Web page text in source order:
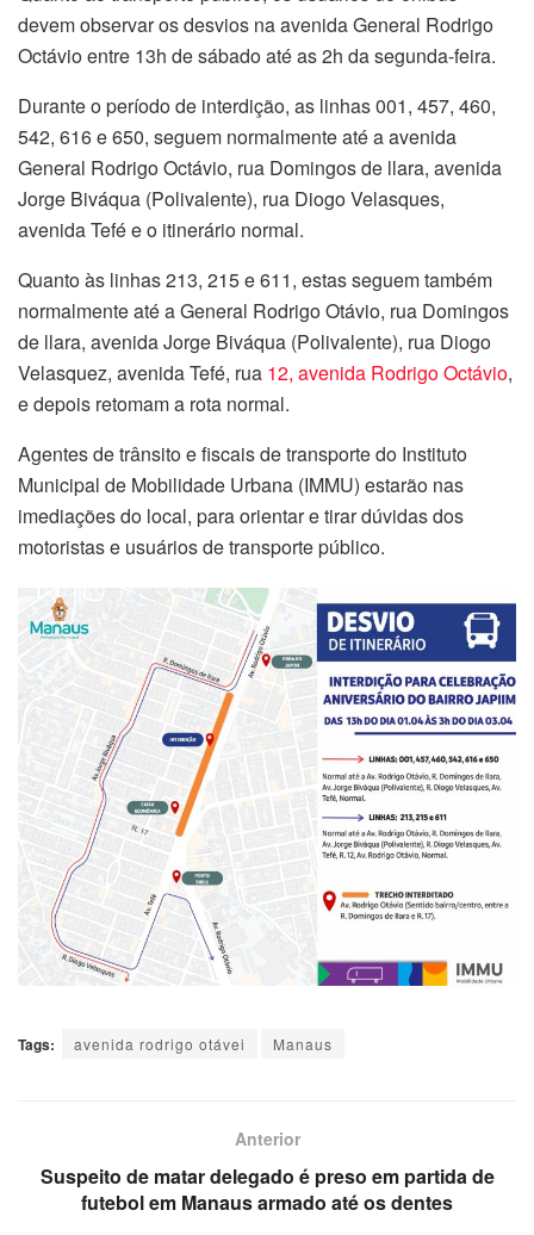
devem observar os desvios na avenida General Rodrigo
Octávio entre 13h de sábado até as 2h da segunda-feira.
Durante o período de interdição, as linhas 001, 457, 460,
542, 616 e 650, seguem normalmente até a avenida
General Rodrigo Octávio, rua Domingos de llara, avenida
Jorge Biváqua (Polivalente), rua Diogo Velasques,
avenida Tefé e o itinerário normal.
Quanto às linhas 213, 215 e 611, estas seguem também
normalmente até a General Rodrigo Otávio, rua Domingos
de llara, avenida Jorge Biváqua (Polivalente), rua Diogo
Velasquez, avenida Tefé, rua 12, avenida Rodrigo Octávio,
e depois retomam a rota normal.
Agentes de trânsito e fiscais de transporte do Instituto
Municipal de Mobilidade Urbana (IMMU) estarão nas
imediações do local, para orientar e tirar dúvidas dos
motoristas e usuários de transporte público.
Tags: avenida rodrigo otávei Manaus
Anterior
Suspeito de matar delegado é preso em partida de
futebol em Manaus armado até os dentes